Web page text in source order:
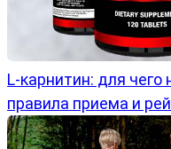
L-карнитин: для чего
правила приема и